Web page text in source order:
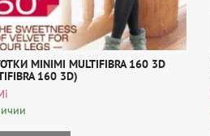
MINIMI MULTIFIBRA 160 3D
160 3D)